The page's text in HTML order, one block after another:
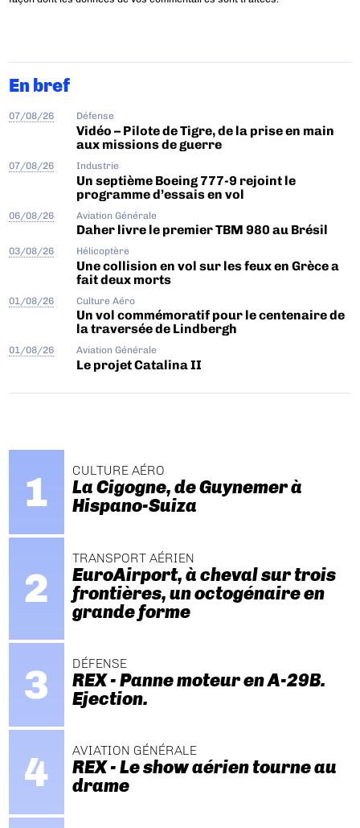
En bref
07/08/26 Défense
Vidéo – Pilote de Tigre, de la prise en main
aux missions de guerre
07/08/26 Industrie
Un septième Boeing 777-9 rejoint le
programme d’essais en vol
06/08/26 Aviation Générale
Daher livre le premier TBM 980 au Brésil
03/08/26 Hélicoptère
Une collision en vol sur les feux en Grèce a
fait deux morts
01/08/26 Culture Aéro
Un vol commémoratif pour le centenaire de
la traversée de Lindbergh
01/08/26 Aviation Générale
Le projet Catalina II
CULTURE AÉRO
La Cigogne, de Guynemer à
Hispano-Suiza
TRANSPORT AÉRIEN
EuroAirport, à cheval sur trois
frontières, un octogénaire en
grande forme
DÉFENSE
REX - Panne moteur en A-29B.
Ejection.
AVIATION GÉNÉRALE
REX - Le show aérien tourne au
drame